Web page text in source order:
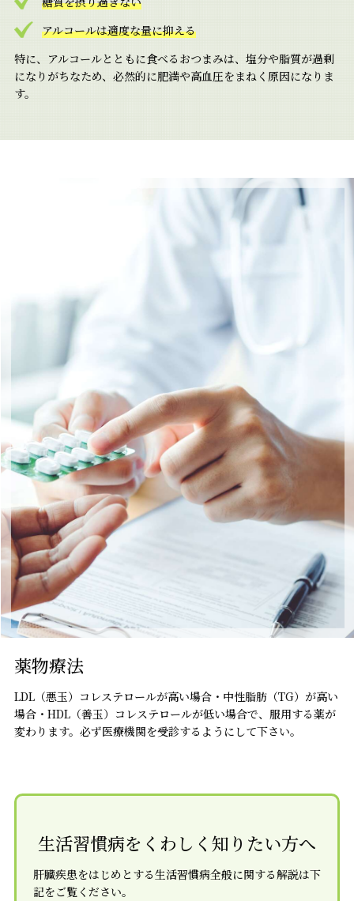
アルコールは適度な量に抑える
特に、アルコールとともに食べるおつまみは、塩分や脂質が過剰
になりがちなため、必然的に肥満や高血圧をまねく原因になりま
す。
薬物療法
LDL（悪玉）コレステロールが高い場合・中性脂肪（TG）が高い
場合・HDL（善玉）コレステロールが低い場合で、服用する薬が
変わります。必ず医療機関を受診するようにして下さい。
生活習慣病を くわしく知りたい方へ
肝臓疾患をはじめとする生活習慣病全般に関する解説は下
記をご覧ください。